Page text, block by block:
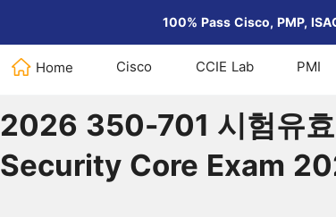
100% Pass Cisco, PMP,
Home Cisco CCIE Lab PMI
Home > Cisco 2026 350-701 시험유효덤프 &
2026 350-701 시험유
Security Core Exam